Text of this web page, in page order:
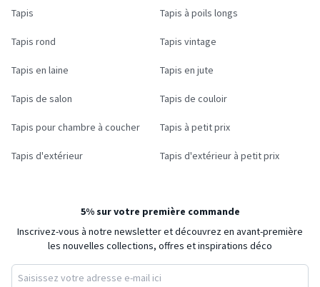
Tapis Tapis à poils longs
Tapis rond Tapis vintage
Tapis en laine Tapis en jute
Tapis de salon Tapis de couloir
Tapis pour chambre à coucher Tapis à petit prix
Tapis d'extérieur Tapis d'extérieur à petit prix
5% sur votre première commande
Inscrivez-vous à notre newsletter et découvrez en avant-première
les nouvelles collections, offres et inspirations déco